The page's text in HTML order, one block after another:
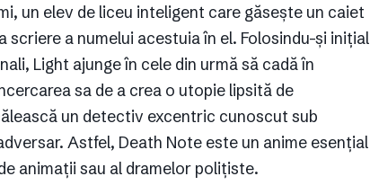
un elev de liceu inteligent care găsește un caiet
a numelui acestuia în el. Folosindu-și inițial
Light ajunge în cele din urmă să cadă în
sa de a crea o utopie lipsită de
un detectiv excentric cunoscut sub
Astfel, Death Note este un anime esențial
animații sau al dramelor polițiste.